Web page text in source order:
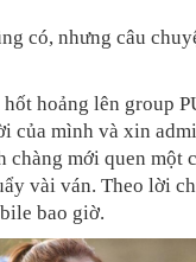
có, nhưng câu
hoảng lên group
của mình và xin
chàng mới quen một
vài ván. Theo lời
bao giờ.